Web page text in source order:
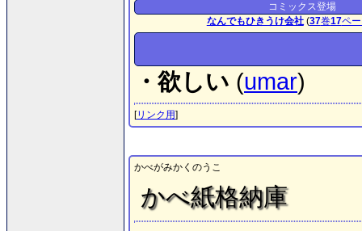
コミックス登場
なんでもひきうけ会社(37巻17ペ
・欲しい (umar)
[リンク用]
かべがみかくのうこ
かべ紙格納庫